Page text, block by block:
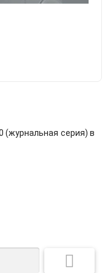
(журнальная серия) в
